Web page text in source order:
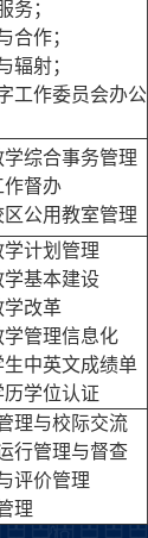
务；
合作；
辐射；
工作委员会办公
学综合事务管理
作督办
区公用教室管理
学计划管理
学基本建设
学改革
学管理信息化
生中英文成绩单
历学位认证
理与校际交流
行管理与督查
评价管理
理